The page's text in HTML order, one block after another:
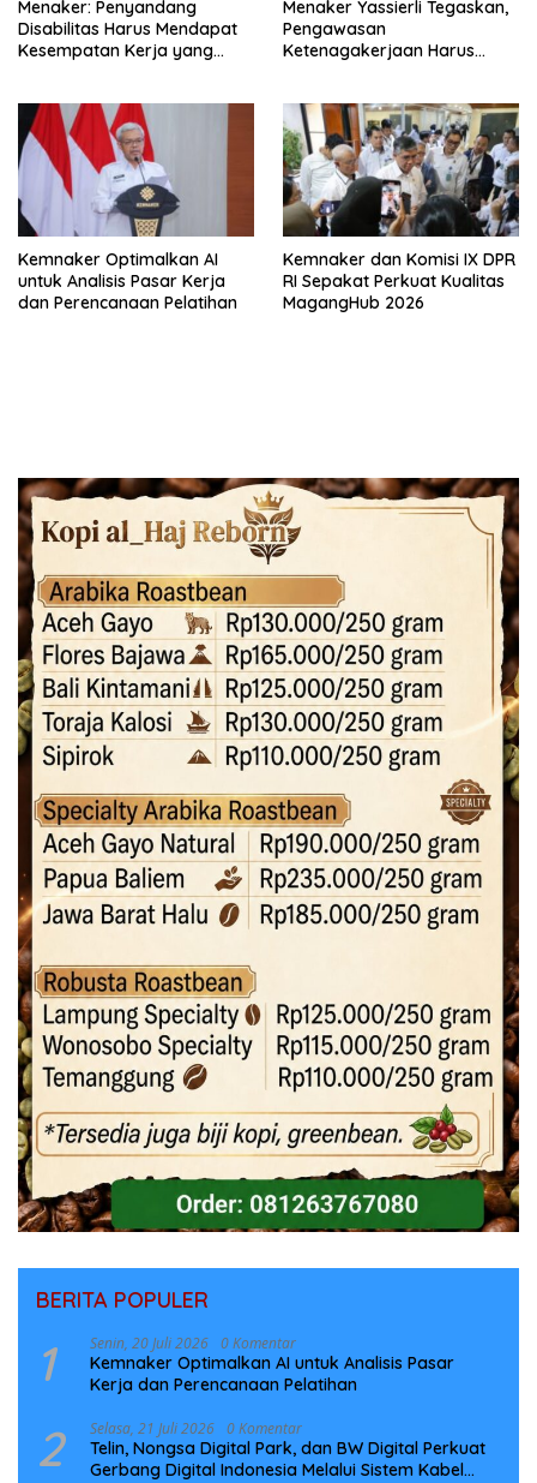
Menaker: Penyandang
Disabilitas Harus Mendapat
Kesempatan Kerja yang
Menaker Yassierli Tegaskan,
Pengawasan
Ketenagakerjaan Harus
Kemnaker Optimalkan AI
untuk Analisis Pasar Kerja
dan Perencanaan Pelatihan
Kemnaker dan Komisi IX DPR
RI Sepakat Perkuat Kualitas
MagangHub 2026
BERITA POPULER
1 Senin, 20 Juli 2026 0 Komentar
Kemnaker Optimalkan AI untuk Analisis Pasar
Kerja dan Perencanaan Pelatihan
2 Selasa, 21 Juli 2026 0 Komentar
Telin, Nongsa Digital Park, dan BW Digital Perkuat
Gerbang Digital Indonesia Melalui Sistem Kabel